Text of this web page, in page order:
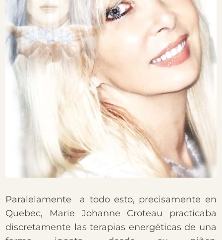
Paralelamente a todo esto, precisamente en
Quebec, Marie Johanne Croteau practicaba
discretamente las terapias energéticas de una